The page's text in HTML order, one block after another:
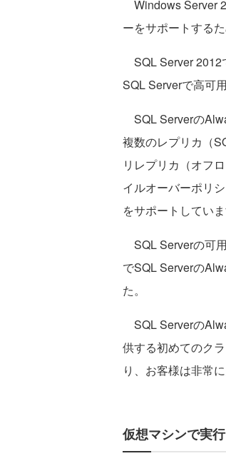
Windows Server
ーをサポートするた
SQL Server 2012
SQL Serverで高可
SQL Serverの
複数のレプリカ（
リレプリカ（オフ
イルオーバーポリ
をサポートしていま
SQL Serverの可
でSQL Serverの
た。
SQL Serverの
供する初めてのク
り、お客様は非常
仮想マシンで実